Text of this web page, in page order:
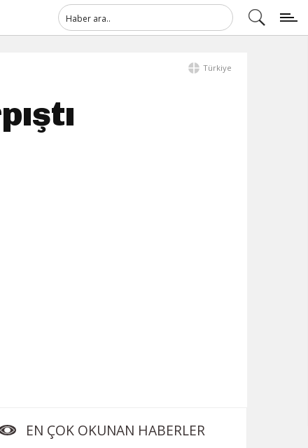
Türkiye
EN ÇOK OKUNAN HABERLER